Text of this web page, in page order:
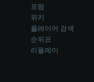
포럼
위키
플레이어 검색
순위표
리플레이